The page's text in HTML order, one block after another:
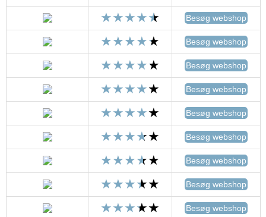
Besøg webshop
Besøg webshop
Besøg webshop
Besøg webshop
Besøg webshop
Besøg webshop
Besøg webshop
Besøg webshop
Besøg webshop